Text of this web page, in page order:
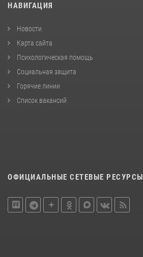
НАВИГАЦИЯ
Новости
Карта сайта
Психологическая помощь
Социальная защита
Горячие линии
Список вакансий
ОФИЦИАЛЬНЫЕ СЕТЕВЫЕ РЕСУРСЫ